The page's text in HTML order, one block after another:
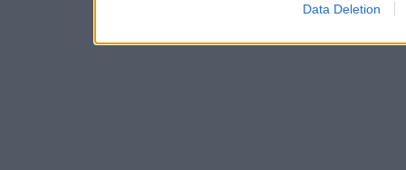
Data Deletion